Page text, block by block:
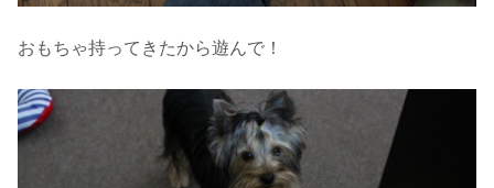
おもちゃ持ってきたから遊んで！